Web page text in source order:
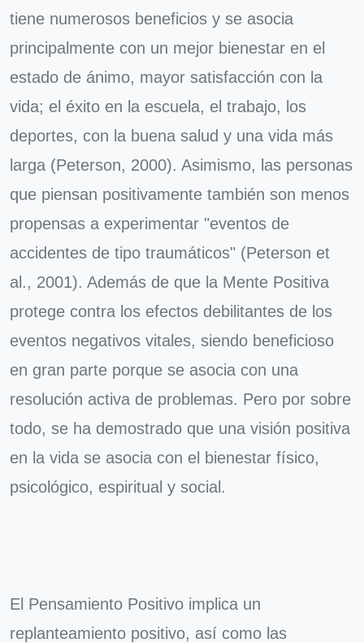
tiene numerosos beneficios y se asocia
principalmente con un mejor bienestar en el
estado de ánimo, mayor satisfacción con la
vida; el éxito en la escuela, el trabajo, los
deportes, con la buena salud y una vida más
larga (Peterson, 2000). Asimismo, las personas
que piensan positivamente también son menos
propensas a experimentar "eventos de
accidentes de tipo traumáticos" (Peterson et
al., 2001). Además de que la Mente Positiva
protege contra los efectos debilitantes de los
eventos negativos vitales, siendo beneficioso
en gran parte porque se asocia con una
resolución activa de problemas. Pero por sobre
todo, se ha demostrado que una visión positiva
en la vida se asocia con el bienestar físico,
psicológico, espiritual y social.
El Pensamiento Positivo implica un
replanteamiento positivo, así como las